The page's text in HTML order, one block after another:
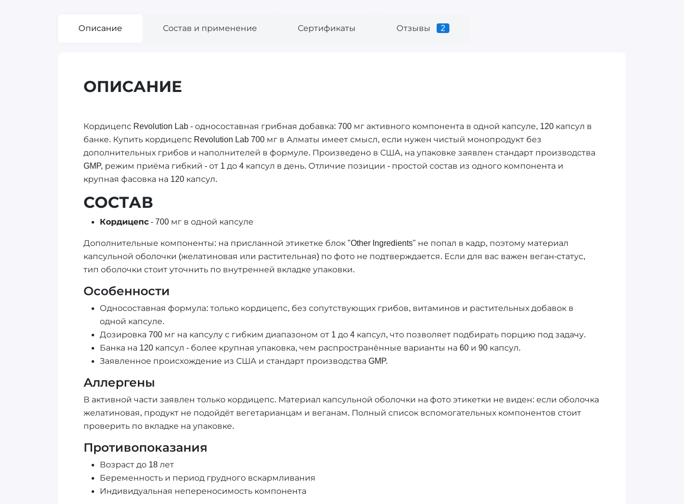
Описание Состав и применение Сертификаты Отзывы 2
ОПИСАНИЕ
Кордицепс Revolution Lab - односоставная грибная добавка: 700 мг активного компонента в одной капсуле, 120 капсул в
банке. Купить кордицепс Revolution Lab 700 мг в Алматы имеет смысл, если нужен чистый монопродукт без
дополнительных грибов и наполнителей в формуле. Произведено в США, на упаковке заявлен стандарт производства
GMP, режим приёма гибкий - от 1 до 4 капсул в день. Отличие позиции - простой состав из одного компонента и
крупная фасовка на 120 капсул.
СОСТАВ
Кордицепс- 700 мг в одной капсуле
Дополнительные компоненты: на присланной этикетке блок "Other Ingredients" не попал в кадр, поэтому материал
капсульной оболочки (желатиновая или растительная) по фото не подтверждается. Если для вас важен веган-статус,
тип оболочки стоит уточнить по внутренней вкладке упаковки.
Особенности
Односоставная формула: только кордицепс, без сопутствующих грибов, витаминов и растительных добавок в
одной капсуле.
Дозировка 700 мг на капсулу с гибким диапазоном от 1 до 4 капсул, что позволяет подбирать порцию под задачу.
Банка на 120 капсул - более крупная упаковка, чем распространённые варианты на 60 и 90 капсул.
Заявленное происхождение из США и стандарт производства GMP.
Аллергены
В активной части заявлен только кордицепс. Материал капсульной оболочки на фото этикетки не виден: если оболочка
желатиновая, продукт не подойдёт вегетарианцам и веганам. Полный список вспомогательных компонентов стоит
проверить по вкладке на упаковке.
Противопоказания
Возраст до 18 лет
Беременность и период грудного вскармливания
Индивидуальная непереносимость компонента